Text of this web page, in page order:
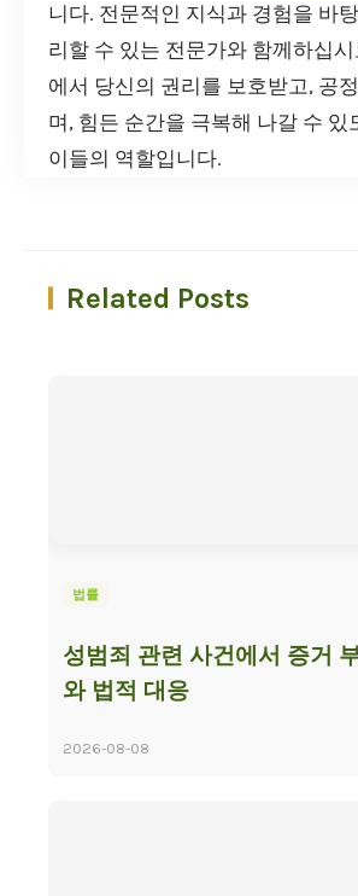
니다. 전문적인 지식과 경험을 바
리할 수 있는 전문가와 함께하십
에서 당신의 권리를 보호받고, 공
며, 힘든 순간을 극복해 나갈 수 있
이들의 역할입니다.
Related Posts
법률
성범죄 관련 사건에서 증거
와 법적 대응
2026-08-08